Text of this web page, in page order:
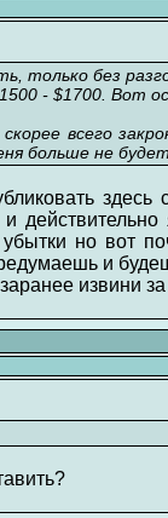
только без
- $1700. Вот
всего
больше не
но вот
и
извини за